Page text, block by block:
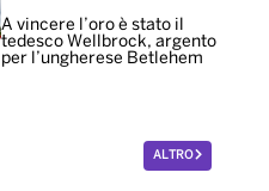
A vincere l’oro è stato il
tedesco Wellbrock, argento
per l’ungherese Betlehem
ALTRO